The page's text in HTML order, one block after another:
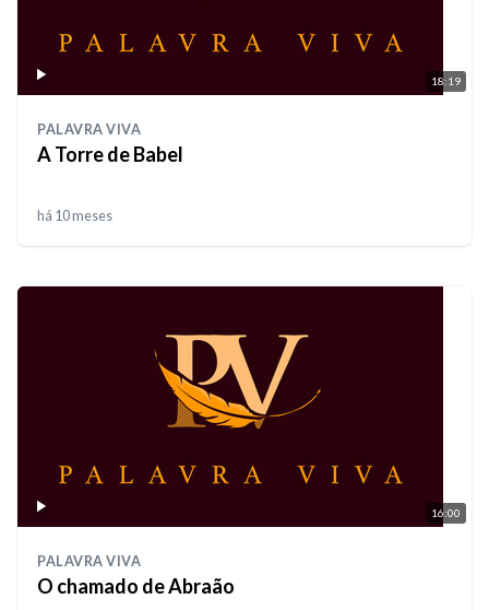
18:19
PALAVRA VIVA
A Torre de Babel
há 10 meses
16:00
PALAVRA VIVA
O chamado de Abraão